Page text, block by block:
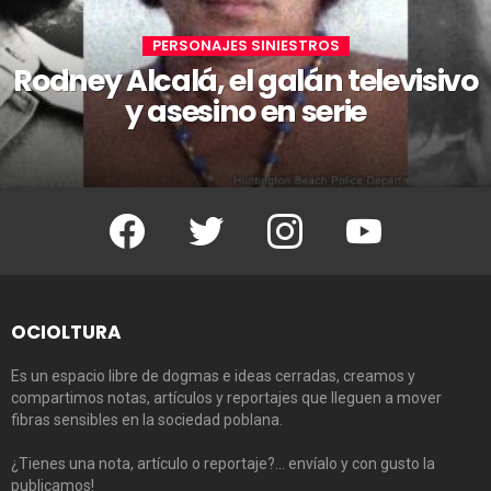
PERSONAJES SINIESTROS
Rodney Alcalá, el galán televisivo
y asesino en serie
Facebook Twitter Instagram Youtube
OCIOLTURA
Es un espacio libre de dogmas e ideas cerradas, creamos y
compartimos notas, artículos y reportajes que lleguen a mover
fibras sensibles en la sociedad poblana.
¿Tienes una nota, artículo o reportaje?… envíalo y con gusto la
publicamos!